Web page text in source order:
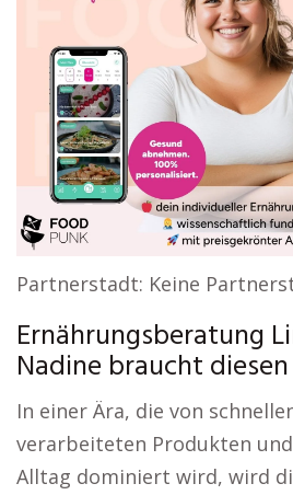
Partnerstadt: Keine
Ernährungsberatung
Nadine braucht
In einer Ära, die von
verarbeiteten Produkten
Alltag dominiert wird, wird